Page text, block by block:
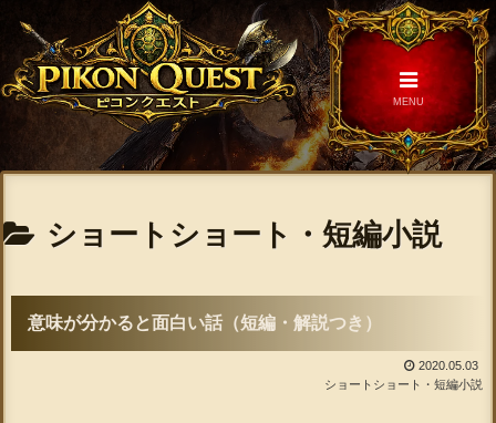
ショートショート・短編小説
意味が分かると面白い話（短編・解説つき）
2020.05.03
ショートショート・短編小説
MENU